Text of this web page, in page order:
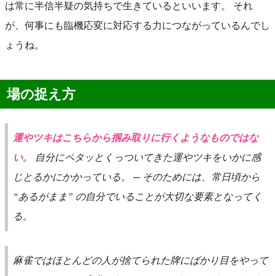
は常に半信半疑の気持ちで生きているといいます。 それ
が、何事にも臨機応変に対応する力につながっているんでし
ょうね。
場の捉え方
運やツキはこちらから掴み取りに行くようなものではな
い。 自分にペタッとくっついてきた運やツキをいかに感
じとるかにかかっている。 ─ そのためには、常日頃から
“あるがまま” の自分でいることが大切な要素となってく
る。
麻雀ではほとんどの人が捨てられた牌にばかり目をやって